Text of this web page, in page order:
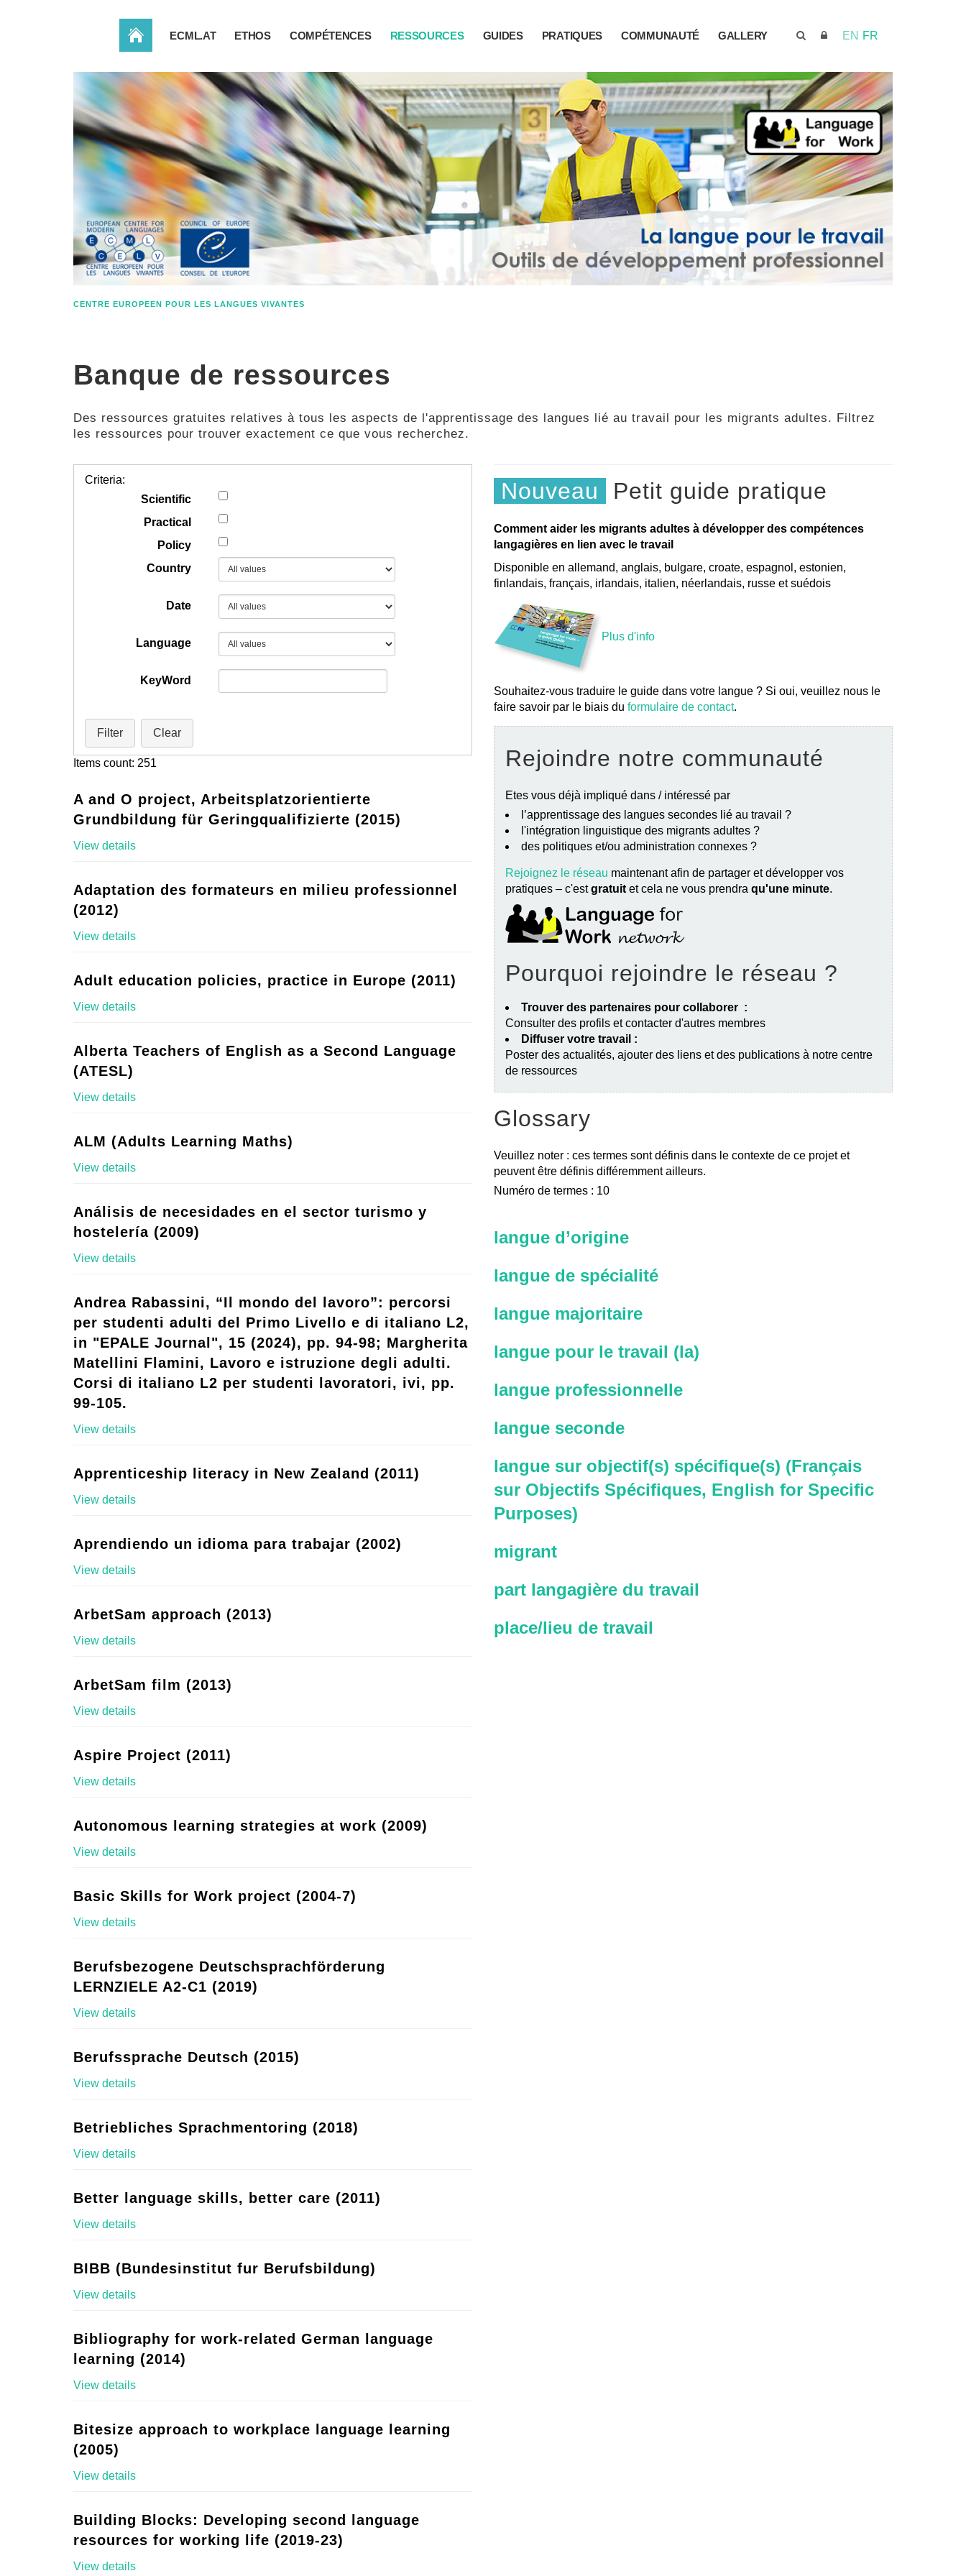
EN FR
ACCUEIL ECML.AT ETHOS COMPÉTENCES RESSOURCES GUIDES PRATIQUES COMMUNAUTÉ GALLERY
CENTRE EUROPEEN POUR LES LANGUES VIVANTES
Banque de ressources
Des ressources gratuites relatives à tous les aspects de l'apprentissage des langues lié au travail pour les migrants adultes. Filtrez
les ressources pour trouver exactement ce que vous recherchez.
Criteria:
Scientific
Practical
Policy
Country
Date
Language
KeyWord
Filter Clear
Items count: 251
A and O project, Arbeitsplatzorientierte
Grundbildung für Geringqualifizierte (2015)
View details
Adaptation des formateurs en milieu professionnel
(2012)
View details
Adult education policies, practice in Europe (2011)
View details
Alberta Teachers of English as a Second Language
(ATESL)
View details
ALM (Adults Learning Maths)
View details
Análisis de necesidades en el sector turismo y
hostelería (2009)
View details
Andrea Rabassini, “Il mondo del lavoro”: percorsi
per studenti adulti del Primo Livello e di italiano L2,
in "EPALE Journal", 15 (2024), pp. 94-98; Margherita
Matellini Flamini, Lavoro e istruzione degli adulti.
Corsi di italiano L2 per studenti lavoratori, ivi, pp.
99-105.
View details
Apprenticeship literacy in New Zealand (2011)
View details
Aprendiendo un idioma para trabajar (2002)
View details
ArbetSam approach (2013)
View details
ArbetSam film (2013)
View details
Aspire Project (2011)
View details
Autonomous learning strategies at work (2009)
View details
Basic Skills for Work project (2004-7)
View details
Berufsbezogene Deutschsprachförderung
LERNZIELE A2-C1 (2019)
View details
Berufssprache Deutsch (2015)
View details
Betriebliches Sprachmentoring (2018)
View details
Better language skills, better care (2011)
View details
BIBB (Bundesinstitut fur Berufsbildung)
View details
Bibliography for work-related German language
learning (2014)
View details
Bitesize approach to workplace language learning
(2005)
View details
Building Blocks: Developing second language
resources for working life (2019-23)
View details
Nouveau Petit guide pratique
Comment aider les migrants adultes à développer des compétences
langagières en lien avec le travail
Disponible en allemand, anglais, bulgare, croate, espagnol, estonien,
finlandais, français, irlandais, italien, néerlandais, russe et suédois
Plus d'info
Souhaitez-vous traduire le guide dans votre langue ? Si oui, veuillez nous le
faire savoir par le biais du formulaire de contact.
Rejoindre notre communauté
Etes vous déjà impliqué dans / intéressé par
l’apprentissage des langues secondes lié au travail ?
l'intégration linguistique des migrants adultes ?
des politiques et/ou administration connexes ?
Rejoignez le réseau maintenant afin de partager et développer vos
pratiques – c'estgratuit et cela ne vous prendra qu'une minute.
Pourquoi rejoindre le réseau ?
Trouver des partenaires pour collaborer :
Consulter des profils et contacter d'autres membres
Diffuser votre travail :
Poster des actualités, ajouter des liens et des publications à notre centre
de ressources
Glossary
Veuillez noter : ces termes sont définis dans le contexte de ce projet et
peuvent être définis différemment ailleurs.
Numéro de termes : 10
langue d’origine
langue de spécialité
langue majoritaire
langue pour le travail (la)
langue professionnelle
langue seconde
langue sur objectif(s) spécifique(s) (Français
sur Objectifs Spécifiques, English for Specific
Purposes)
migrant
part langagière du travail
place/lieu de travail